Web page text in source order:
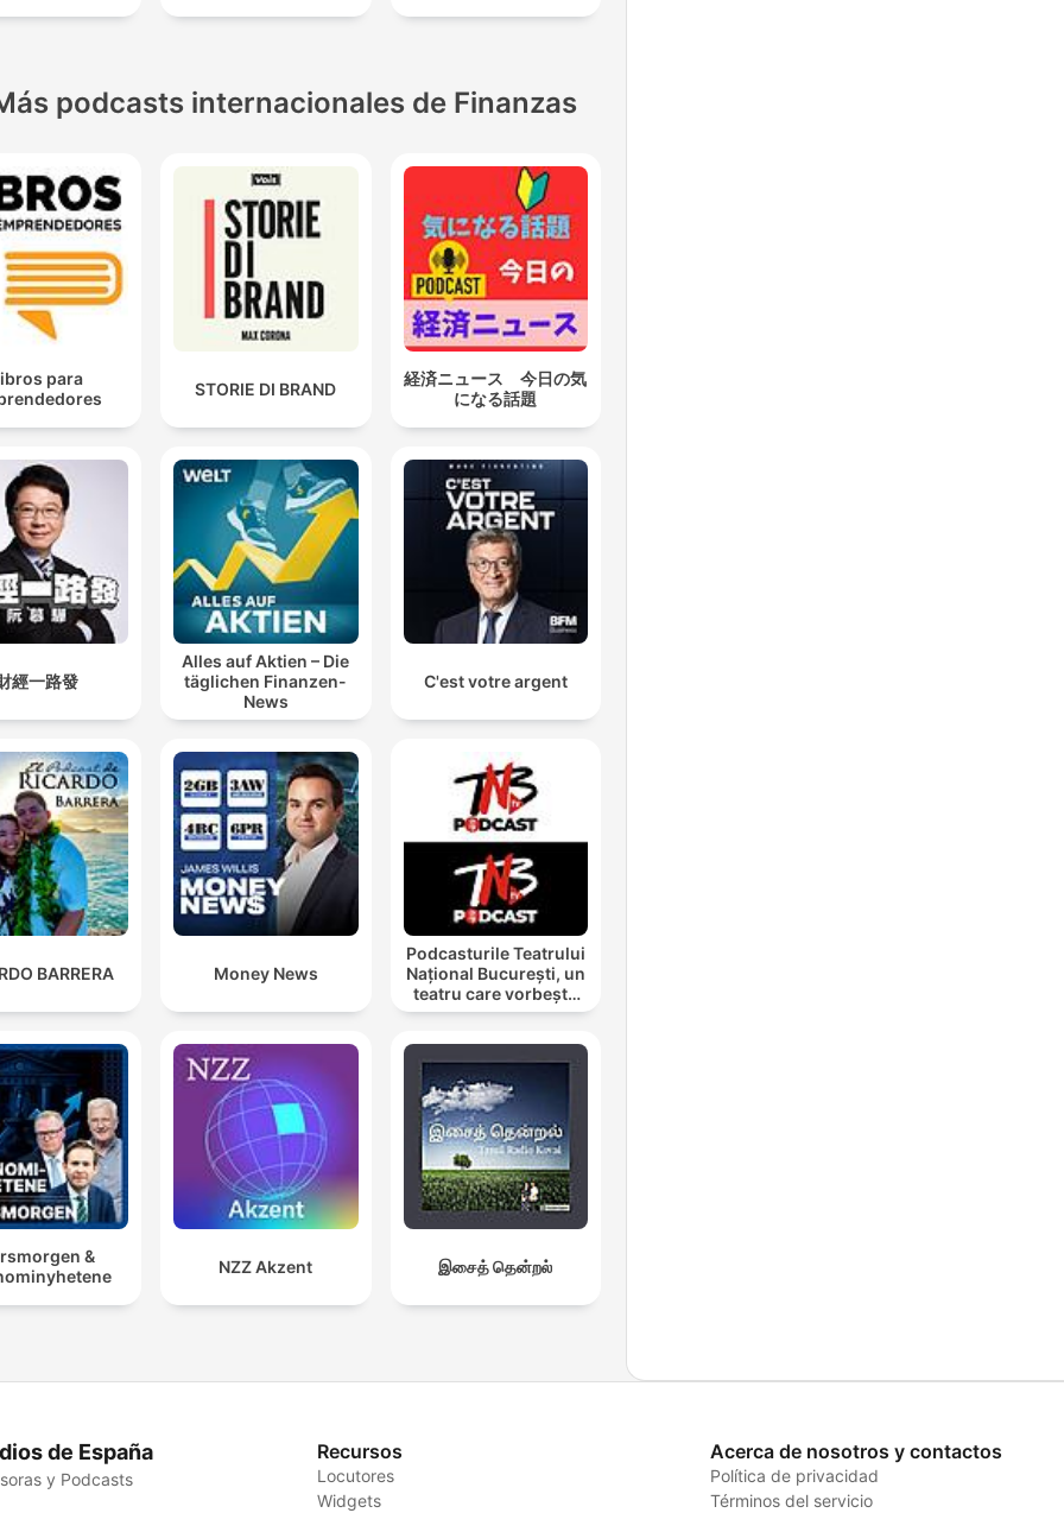
podcasts internacionales de Finanzas
para
STORIE DI BRAND
経済ニュース 今日の気
になる話題
經一路發
Alles auf Aktien – Die
täglichen Finanzen-
News
C'est votre argent
BARRERA Money News
Podcasturile Teatrului
Național București, un
teatru care vorbește
cu tine
&
NZZ Akzent இசைத் தென்றல்
de España
y Podcasts
Recursos
Locutores
Widgets
Acerca de nosotros y contactos
Política de privacidad
Términos del servicio